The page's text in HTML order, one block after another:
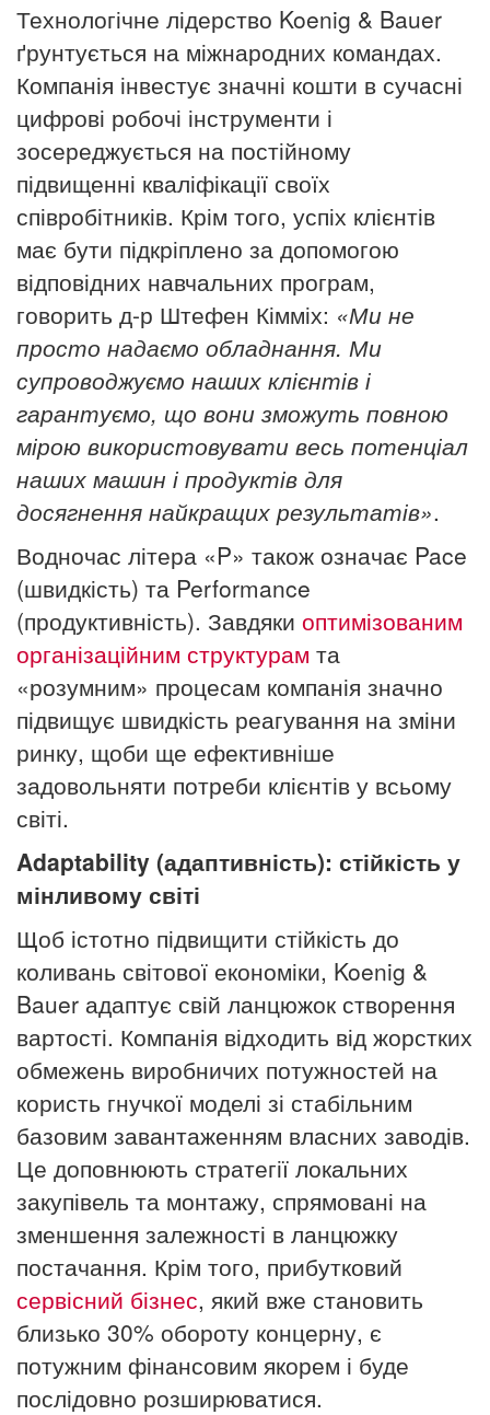
Технологічне лідерство Koenig & Bauer
ґрунтується на міжнародних командах.
Компанія інвестує значні кошти в сучасні
цифрові робочі інструменти і
зосереджується на постійному
підвищенні кваліфікації своїх
співробітників. Крім того, успіх клієнтів
має бути підкріплено за допомогою
відповідних навчальних програм,
говорить д-р Штефен Кімміх: «Ми не
просто надаємо обладнання. Ми
супроводжуємо наших клієнтів і
гарантуємо, що вони зможуть повною
мірою використовувати весь потенціал
наших машин і продуктів для
досягнення найкращих результатів».
Водночас літера «P» також означає Pace
(швидкість) та Performance
(продуктивність). Завдяки оптимізованим
організаційним структурам та
«розумним» процесам компанія значно
підвищує швидкість реагування на зміни
ринку, щоби ще ефективніше
задовольняти потреби клієнтів у всьому
світі.
Adaptability (адаптивність): стійкість у
мінливому світі
Щоб істотно підвищити стійкість до
коливань світової економіки, Koenig &
Bauer адаптує свій ланцюжок створення
вартості. Компанія відходить від жорстких
обмежень виробничих потужностей на
користь гнучкої моделі зі стабільним
базовим завантаженням власних заводів.
Це доповнюють стратегії локальних
закупівель та монтажу, спрямовані на
зменшення залежності в ланцюжку
постачання. Крім того, прибутковий
сервісний бізнес, який вже становить
близько 30% обороту концерну, є
потужним фінансовим якорем і буде
послідовно розширюватися.